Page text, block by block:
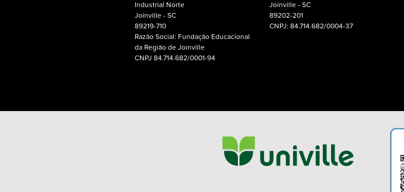
Industrial Norte
Joinville - SC
89219-710
Razão Social: Fundação Educacional
da Região de Joinville
CNPJ 84.714.682/0001-94
Joinville - SC
89202-201
CNPJ: 84.714.682/0004-37